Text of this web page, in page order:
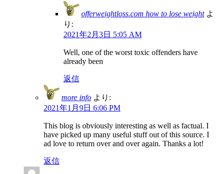
offerweightloss.com how to lose weight よ
り:
2021年2月3日 5:05 AM
Well, one of the worst toxic offenders have
already been
返信
more info より:
2021年1月9日 6:06 PM
This blog is obviously interesting as well as factual. I
have picked up many useful stuff out of this source. I
ad love to return over and over again. Thanks a lot!
返信